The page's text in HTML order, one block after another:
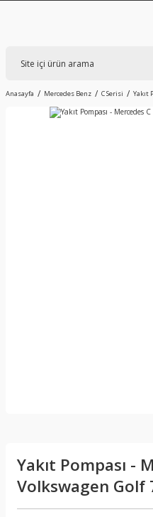
Anasayfa Mercedes Benz C Serisi Yakıt
Yakıt Pompası -
Volkswagen Golf